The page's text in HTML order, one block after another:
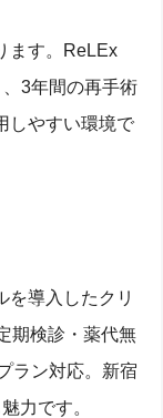
ます。ReLEx
3年間の再手術
しやすい環境で
を導入したクリ
期検診・薬代無
ラン対応。新宿
力です。